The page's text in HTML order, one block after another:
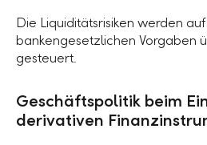
Die Liquiditätsrisiken werden
bankengesetzlichen Vorgaben
gesteuert.
Geschäftspolitik beim
derivativen